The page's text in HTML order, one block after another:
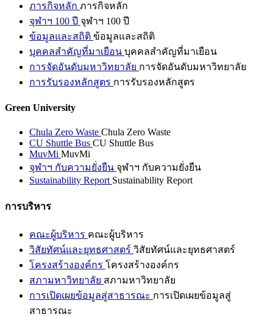
ภารกิจหลัก ภารกิจหลัก
จุฬาฯ 100 ปี จุฬาฯ 100 ปี
ข้อมูลและสถิติ ข้อมูลและสถิติ
บุคคลสำคัญที่มาเยือน บุคคลสำคัญที่มาเยือน
การจัดอันดับมหาวิทยาลัย การจัดอันดับมหาวิทยาลัย
การรับรองหลักสูตร การรับรองหลักสูตร
Green University
Chula Zero Waste Chula Zero Waste
CU Shuttle Bus CU Shuttle Bus
MuvMi MuvMi
จุฬาฯ กับความยั่งยืน จุฬาฯ กับความยั่งยืน
Sustainability Report Sustainability Report
การบริหาร
คณะผู้บริหาร คณะผู้บริหาร
วิสัยทัศน์และยุทธศาสตร์ วิสัยทัศน์และยุทธศาสตร์
โครงสร้างองค์กร โครงสร้างองค์กร
สภามหาวิทยาลัย สภามหาวิทยาลัย
การเปิดเผยข้อมูลสู่สาธารณะ การเปิดเผยข้อมูลสู่
สาธารณะ